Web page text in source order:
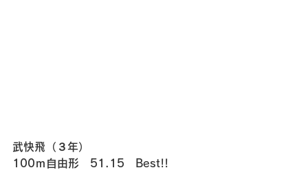
武快飛（３年）
100ｍ自由形　51.15　Best!!